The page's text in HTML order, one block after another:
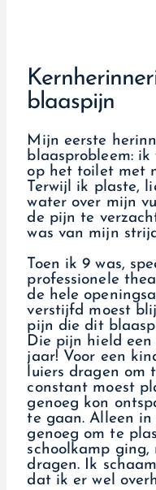
blaaspijn
Mijn eerste
blaasprobleem:
op het toilet met
Terwijl ik plaste,
water over mijn
de pijn te
was van mijn
Toen ik 9 was,
professionele
de hele
verstijfd moest
pijn die dit
Die pijn hield
jaar! Voor een
luiers dragen om
constant moest
genoeg kon
te gaan. Alleen in
genoeg om te
schoolkamp ging,
dragen. Ik
dat ik er wel